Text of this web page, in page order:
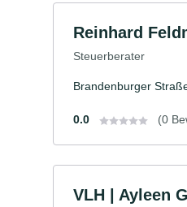
Reinhard
Steuerberater
Brandenburger
0.0 (0
VLH | Ayleen